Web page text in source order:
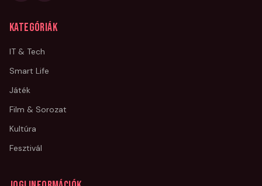
Kategóriák
IT & Tech
Smart Life
Játék
Film & Sorozat
Kultúra
Fesztivál